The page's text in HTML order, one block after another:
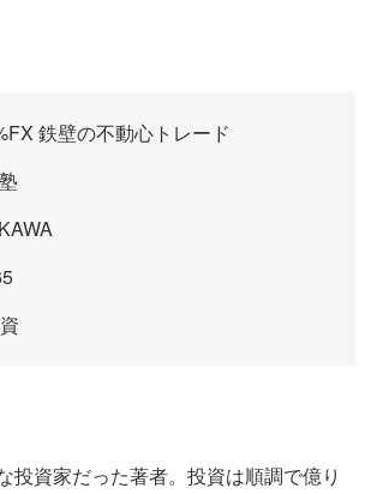
鉄壁の不動心トレード
投資家だった著者。投資は順調で億り